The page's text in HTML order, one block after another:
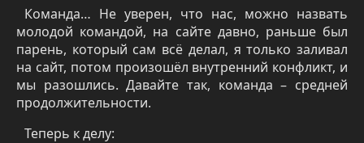
Команда… Не уверен, что нас, можно назвать
молодой командой, на сайте давно, раньше был
парень, который сам всё делал, я только заливал
на сайт, потом произошёл внутренний конфликт, и
мы разошлись. Давайте так, команда – средней
продолжительности.
Теперь к делу: